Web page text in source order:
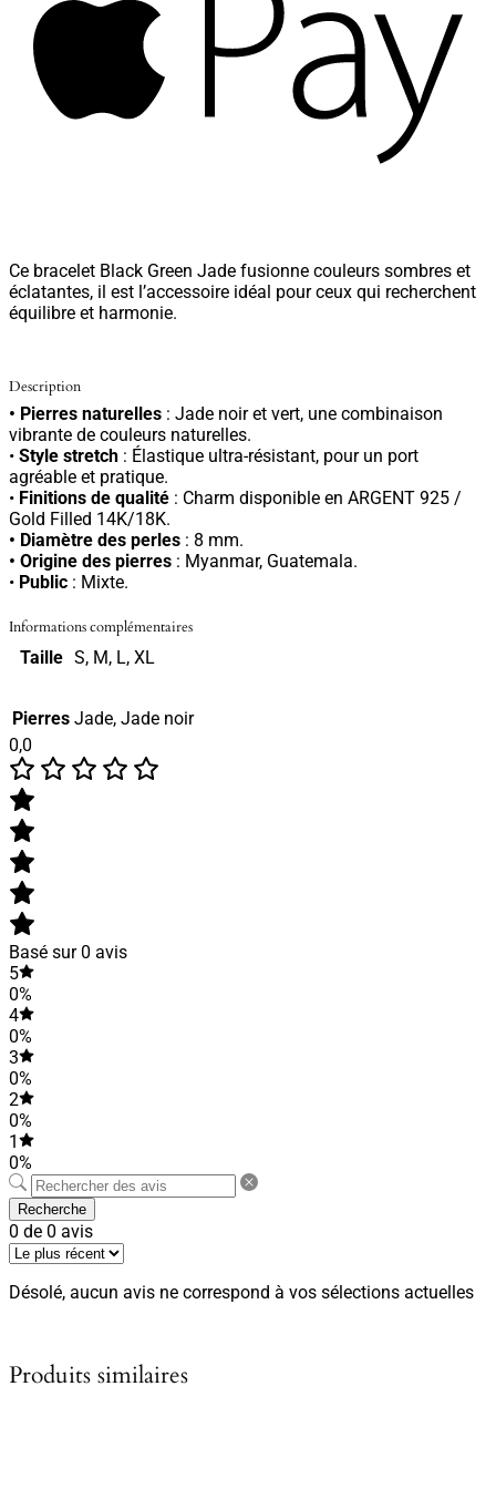
Ce bracelet Black Green Jade fusionne couleurs sombres et
éclatantes, il est l’accessoire idéal pour ceux qui recherchent
équilibre et harmonie.
Description
• Pierres naturelles : Jade noir et vert, une combinaison
vibrante de couleurs naturelles.
• Style stretch : Élastique ultra-résistant, pour un port
agréable et pratique.
• Finitions de qualité : Charm disponible en ARGENT 925 /
Gold Filled 14K/18K.
• Diamètre des perles : 8 mm.
• Origine des pierres : Myanmar, Guatemala.
• Public : Mixte.
Informations complémentaires
Taille S, M, L, XL
Pierres Jade, Jade noir
0,0
Basé sur 0 avis
5
0%
4
0%
3
0%
2
0%
1
0%
Recherche
0 de 0 avis
Désolé, aucun avis ne correspond à vos sélections actuelles
Produits similaires